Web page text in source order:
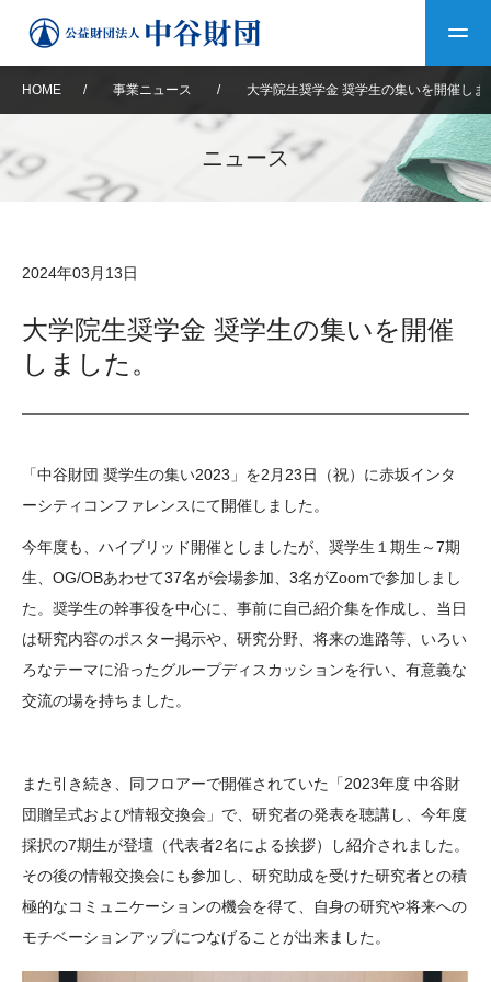
トップ
設立趣意書 財団概要
沿革
中谷財団40年史
役員・評議員 公開情報
年報一覧 中谷財団レポート
中谷財団事業紹介 中谷賞
神戸賞
大学院生奨学金
国際学生交流プログラ
ム
科学教育振興助成・
次世代理系人材育成プ
ログラム助成
中谷財団動画紹介
基本方針
アクセス よくあるご質問
サイトマップ 中谷財団アーカイブ
日本語 English
HOME / 事業ニュース / 大学院生奨学金 奨学生の集いを開催しま
ニュース
2024年03月13日
大学院生奨学金 奨学生の集いを開催
しました。
「中谷財団 奨学生の集い2023」を2月23日（祝）に赤坂インタ
ーシティコンファレンスにて開催しました。
今年度も、ハイブリッド開催としましたが、奨学生１期生～7期
生、OG/OBあわせて37名が会場参加、3名がZoomで参加しまし
た。奨学生の幹事役を中心に、事前に自己紹介集を作成し、当日
は研究内容のポスター掲示や、研究分野、将来の進路等、いろい
ろなテーマに沿ったグループディスカッションを行い、有意義な
交流の場を持ちました。
また引き続き、同フロアーで開催されていた「2023年度 中谷財
団贈呈式および情報交換会」で、研究者の発表を聴講し、今年度
採択の7期生が登壇（代表者2名による挨拶）し紹介されました。
その後の情報交換会にも参加し、研究助成を受けた研究者との積
極的なコミュニケーションの機会を得て、自身の研究や将来への
モチベーションアップにつなげることが出来ました。